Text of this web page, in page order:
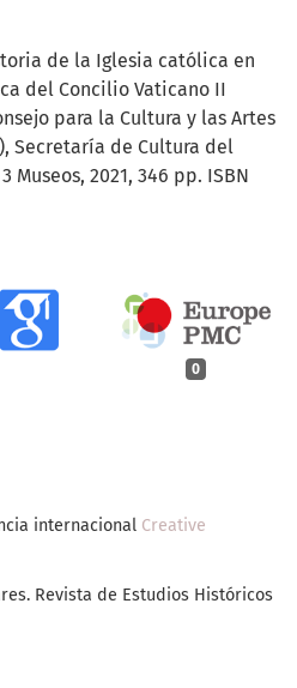
0
de la Iglesia católica en
del Concilio Vaticano II
para la Cultura y las Artes
Secretaría de Cultura del
Museos, 2021, 346 pp. ISBN
internacional Creative
Revista de Estudios Históricos